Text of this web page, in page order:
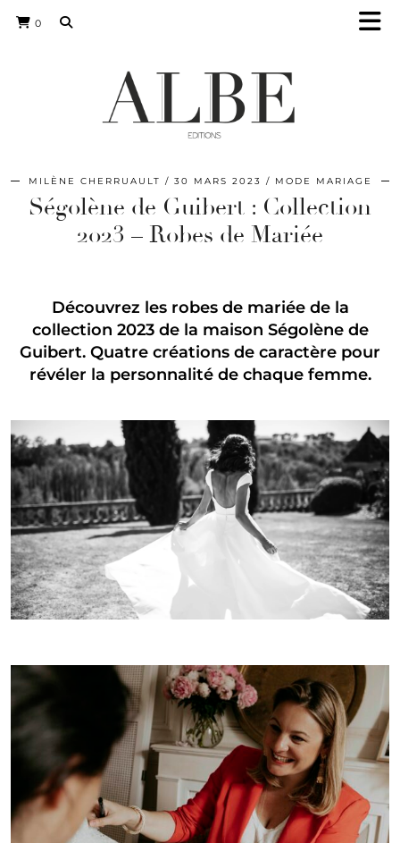
0
MILÈNE CHERRUAULT 30 MARS 2023 MODE MARIAGE
Ségolène de Guibert : Collection
2023 – Robes de Mariée
Découvrez les robes de mariée de la
collection 2023 de la maison Ségolène de
Guibert. Quatre créations de caractère pour
révéler la personnalité de chaque femme.